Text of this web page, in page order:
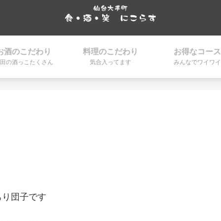
酒のこだわり
の酒っこたくさん
料理のこだわり
気合入ってます
お得なコース
みんなでワイワイ
団子です